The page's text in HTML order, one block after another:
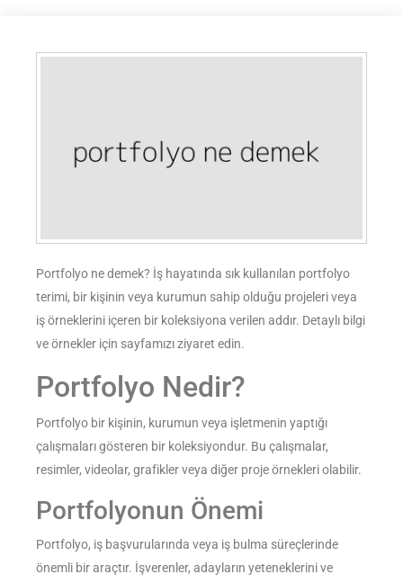
Portfolyo ne demek? İş hayatında sık kullanılan portfolyo
terimi, bir kişinin veya kurumun sahip olduğu projeleri veya
iş örneklerini içeren bir koleksiyona verilen addır. Detaylı bilgi
ve örnekler için sayfamızı ziyaret edin.
Portfolyo Nedir?
Portfolyo bir kişinin, kurumun veya işletmenin yaptığı
çalışmaları gösteren bir koleksiyondur. Bu çalışmalar,
resimler, videolar, grafikler veya diğer proje örnekleri olabilir.
Portfolyonun Önemi
Portfolyo, iş başvurularında veya iş bulma süreçlerinde
önemli bir araçtır. İşverenler, adayların yeteneklerini ve